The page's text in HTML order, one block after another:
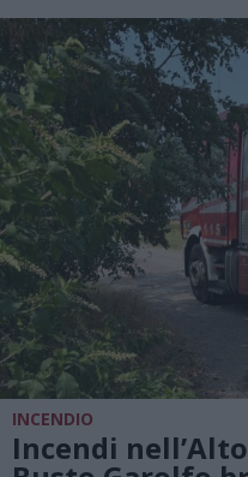
INCENDIO
Incendi